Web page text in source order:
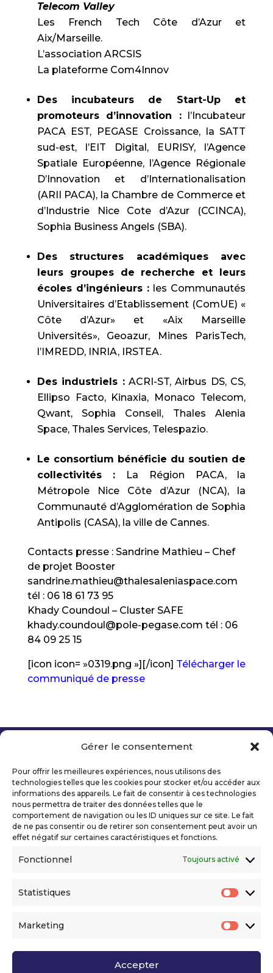
Gérer le consentement
Pour offrir les meilleures expériences, nous utilisons des
technologies telles que les cookies pour stocker et/ou accéder aux
informations des appareils. Le fait de consentir à ces technologies
nous permettra de traiter des données telles que le
comportement de navigation ou les ID uniques sur ce site. Le fait
de ne pas consentir ou de retirer son consentement peut avoir un
effet négatif sur certaines caractéristiques et fonctions.
Fonctionnel Toujours activé
Statistiques
Marketing
Accepter
Telecom Valley
Les French Tech Côte d’Azur et
Aix/Marseille.
L’association ARCSIS
La plateforme Com4Innov
Des incubateurs de Start-Up et
promoteurs d’innovation :l’Incubateur
PACA EST, PEGASE Croissance, la SATT
sud-est, l’EIT Digital, EURISY, l’Agence
Spatiale Européenne, l’Agence Régionale
D’Innovation et d’Internationalisation
(ARII PACA), la Chambre de Commerce et
d’Industrie Nice Cote d’Azur (CCINCA),
Sophia Business Angels (SBA).
Des structures académiques avec
leurs groupes de recherche et leurs
écoles d’ingénieurs : les Communautés
Universitaires d’Etablissement (ComUE) «
Côte d’Azur» et «Aix Marseille
Universités», Geoazur, Mines ParisTech,
l’IMREDD, INRIA, IRSTEA.
Des industriels :ACRI-ST, Airbus DS, CS,
Ellipso Facto, Kinaxia, Monaco Telecom,
Qwant, Sophia Conseil, Thales Alenia
Space, Thales Services, Telespazio.
Le consortium bénéficie du soutien de
collectivités : La Région PACA, la
Métropole Nice Côte d’Azur (NCA), la
Communauté d’Agglomération de Sophia
Antipolis (CASA), la ville de Cannes.
Contacts presse : Sandrine Mathieu – Chef
de projet Booster
sandrine.mathieu@thalesaleniaspace.com
tél : 06 18 61 73 95
Khady Coundoul – Cluster SAFE
khady.coundoul@pole-pegase.com tél : 06
84 09 25 15
[icon icon= »0319.png »][/icon] Télécharger le
communiqué de presse
Mentions légales
Politique de confidentialité
Déclaration d’accessibilité numérique
Ils nous soutiennent